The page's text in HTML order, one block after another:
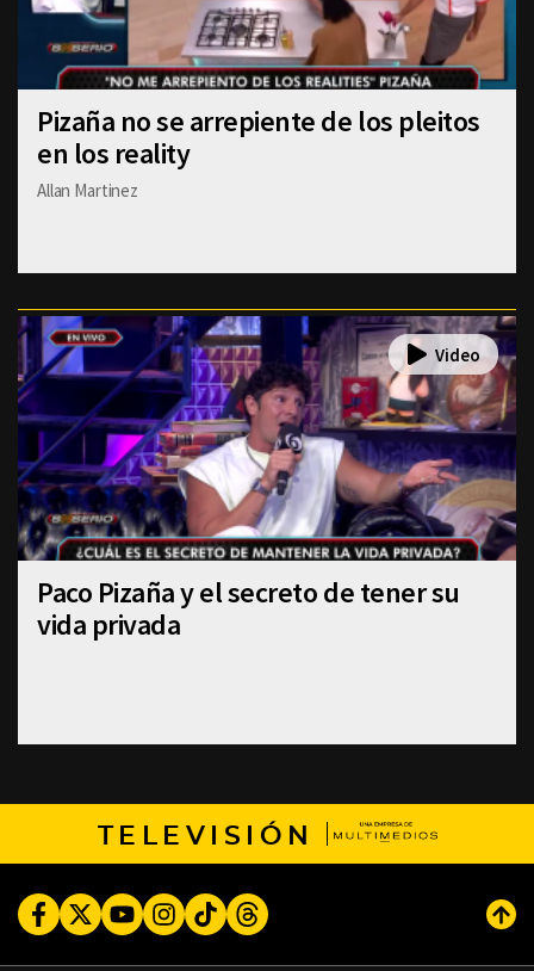
Pizaña no se arrepiente de los pleitos
en los reality
Allan Martinez
Paco Pizaña y el secreto de tener su
vida privada
TELEVISIÓN
FacebookTwitterYoutubeInstagram
TikTokThreads